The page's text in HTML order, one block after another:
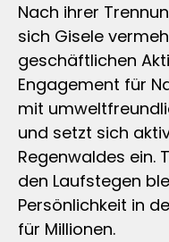
Nach ihrer
sich Gisele
geschäftlichen
Engagement für
mit
und setzt sich
Regenwaldes ein.
den Laufstegen
Persönlichkeit in
für Millionen.